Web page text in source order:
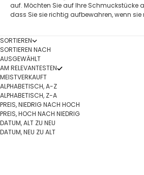
auf. Möchten Sie auf Ihre Schmuckstücke
dass Sie sie richtig aufbewahren, wenn
SORTIEREN
SORTIEREN NACH
AUSGEWÄHLT
AM RELEVANTESTEN
MEISTVERKAUFT
ALPHABETISCH, A-Z
ALPHABETISCH, Z-A
PREIS, NIEDRIG NACH HOCH
PREIS, HOCH NACH NIEDRIG
DATUM, ALT ZU NEU
DATUM, NEU ZU ALT